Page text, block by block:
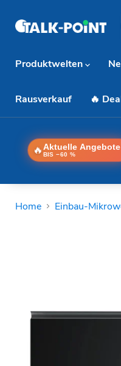
Produktwelten
Rausverkauf 🔥
🔥 Aktuelle Angebote
BIS −60 %
Home Einbau-